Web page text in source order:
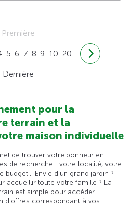
Première
5 6 7 8 9 10 20
Dernière
pour la
terrain et la
maison individuelle
de trouver votre bonheur en
de recherche : votre localité, votre
Envie d'un grand jardin ?
accueillir toute votre famille ? La
est simple pour accéder
d'offres correspondant à vos